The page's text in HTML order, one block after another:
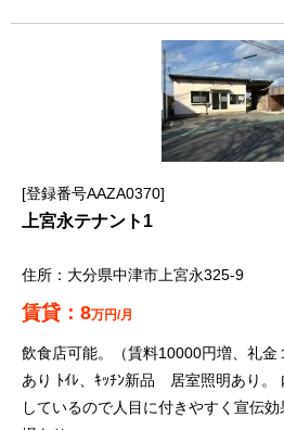
登録番号AAZA0370
上宮永テナント1
大分県中津市上宮永325-9
8万円/月
飲食店可能。（賃料10000円増、礼金
あり ﾄｲﾚ、ｷｯﾁﾝ新品 居室照明あり。
しているので人目に付きやすく宣伝